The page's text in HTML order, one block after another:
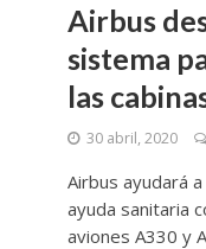
Airbus
sistema
las
30 abril, 2020
Airbus ayudará
ayuda sanitaria
aviones A330 y